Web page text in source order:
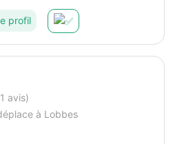
profil
avis)
à Lobbes